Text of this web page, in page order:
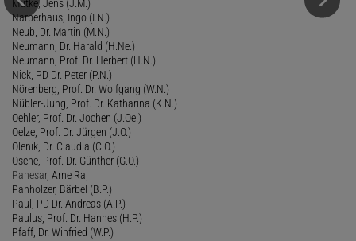
Mutke, Jens (J.M.)
Narberhaus, Ingo (I.N.)
Neub, Dr. Martin (M.N.)
Neumann, Dr. Harald (H.Ne.)
Neumann, Prof. Dr. Herbert (H.N.)
Nick, PD Dr. Peter (P.N.)
Nörenberg, Prof. Dr. Wolfgang (W.N.)
Nübler-Jung, Prof. Dr. Katharina (K.N.)
Oehler, Prof. Dr. Jochen (J.Oe.)
Oelze, Prof. Dr. Jürgen (J.O.)
Olenik, Dr. Claudia (C.O.)
Osche, Prof. Dr. Günther (G.O.)
Panesar, Arne Raj
Panholzer, Bärbel (B.P.)
Paul, PD Dr. Andreas (A.P.)
Paulus, Prof. Dr. Hannes (H.P.)
Pfaff, Dr. Winfried (W.P.)